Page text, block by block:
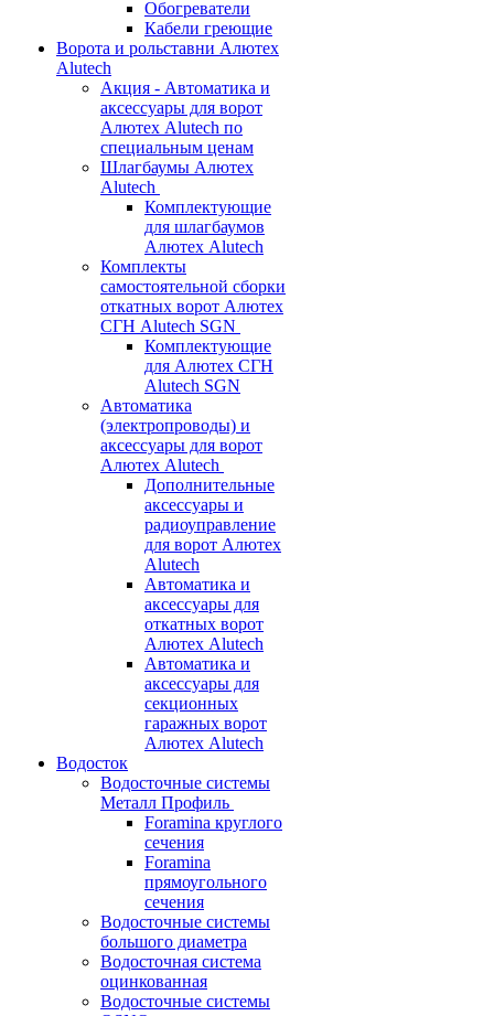
Обогреватели
Кабели греющие
Ворота и рольставни Алютех
Alutech
Акция - Автоматика и
аксессуары для ворот
Алютех Alutech по
специальным ценам
Шлагбаумы Алютех
Alutech
Комплектующие
для шлагбаумов
Алютех Alutech
Комплекты
самостоятельной сборки
откатных ворот Алютех
СГН Alutech SGN
Комплектующие
для Алютех СГН
Alutech SGN
Автоматика
(электропроводы) и
аксессуары для ворот
Алютех Alutech
Дополнительные
аксессуары и
радиоуправление
для ворот Алютех
Alutech
Автоматика и
аксессуары для
откатных ворот
Алютех Alutech
Автоматика и
аксессуары для
секционных
гаражных ворот
Алютех Alutech
Водосток
Водосточные системы
Металл Профиль
Foramina круглого
сечения
Foramina
прямоугольного
сечения
Водосточные системы
большого диаметра
Водосточная система
оцинкованная
Водосточные системы